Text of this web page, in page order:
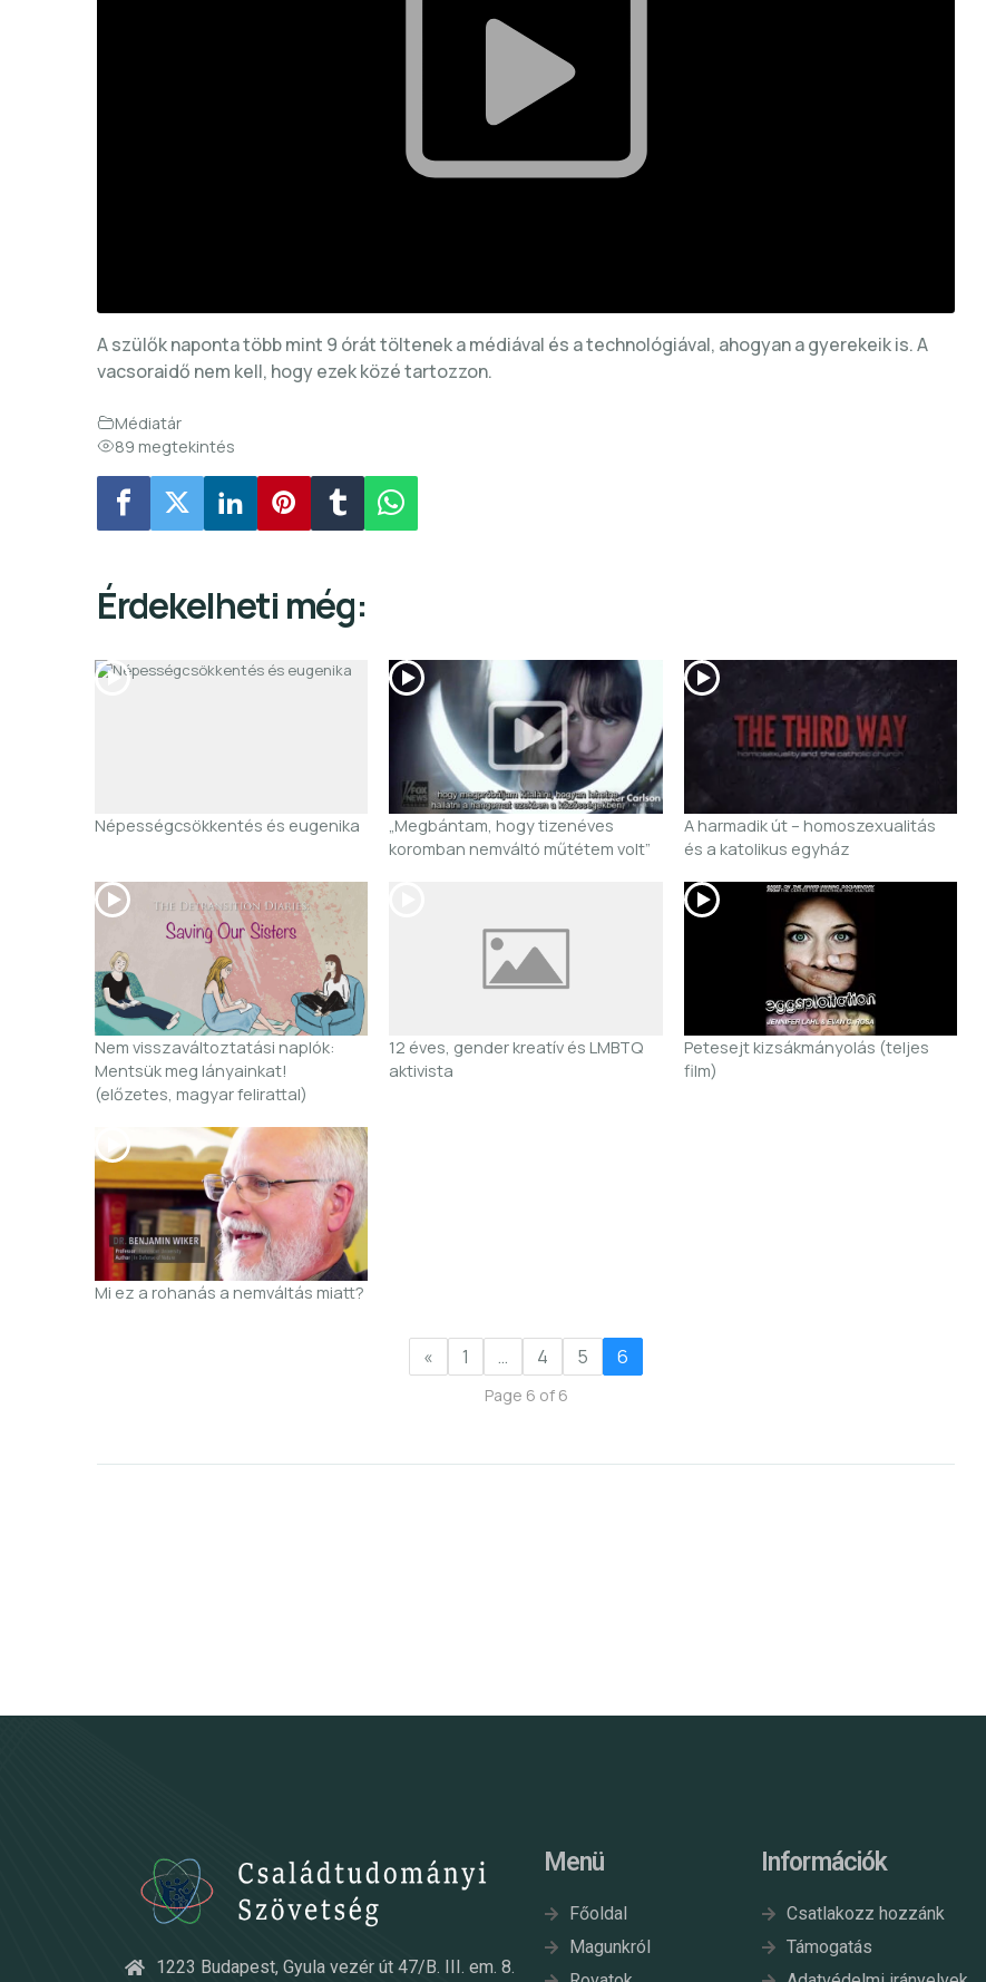
A szülők naponta több mint 9 órát töltenek a médiával és a technológiával, ahogyan a gyerekeik is. A
vacsoraidő nem kell, hogy ezek közé tartozzon.
Médiatár
89 megtekintés
Érdekelheti még:
Népességcsökkentés és eugenika
„Megbántam, hogy tizenéves
koromban nemváltó műtétem volt”
A harmadik út – homoszexualitás
és a katolikus egyház
Nem visszaváltoztatási naplók:
Mentsük meg lányainkat!
(előzetes, magyar felirattal)
12 éves, gender kreatív és LMBTQ
aktivista
Petesejt kizsákmányolás (teljes
film)
Mi ez a rohanás a nemváltás miatt?
« 1 … 4 5 6
Page 6 of 6
1223 Budapest, Gyula vezér út 47/B. III. em. 8.
Menü
Főoldal
Magunkról
Információk
Csatlakozz hozzánk
Támogatás